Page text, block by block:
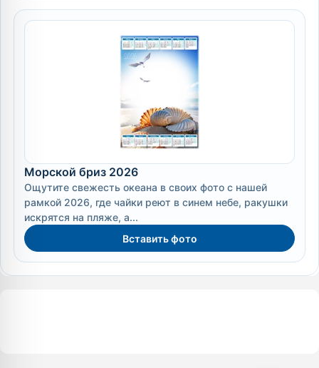
Морской бриз 2026
Ощутите свежесть океана в своих фото с нашей
рамкой 2026, где чайки реют в синем небе, ракушки
искрятся на пляже, а...
Вставить фото